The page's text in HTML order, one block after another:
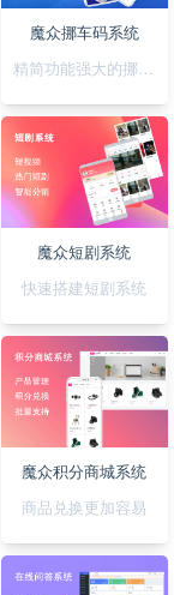
魔众挪车码系统
精简功能强大的挪车码小程序
魔众短剧系统
快速搭建短剧系统
魔众积分商城系统
商品兑换更加容易